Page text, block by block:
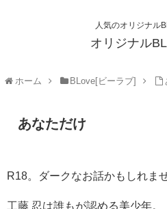
人気のオリジナル
オリジナル
ホーム BLove[ビーラブ]
あなただけ
R18。ダークなお話かもしれませ
工藤 忍は誰もが認める美少年。